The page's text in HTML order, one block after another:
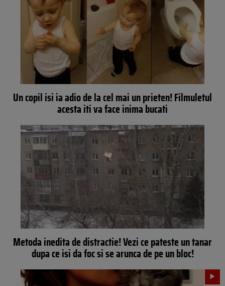
Un copil isi ia adio de la cel mai un prieten! Filmuletul
acesta iti va face inima bucati
Metoda inedita de distractie! Vezi ce pateste un tanar
dupa ce isi da foc si se arunca de pe un bloc!